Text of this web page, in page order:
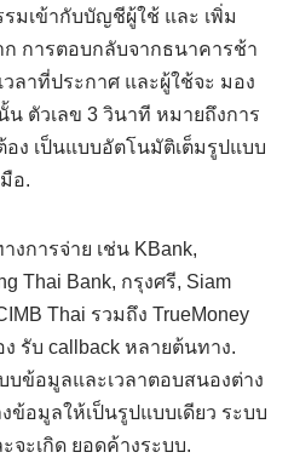
รมเข้ากับบัญชีผู้ใช้ และ เพิ่ม
ก การตอบกลับจากธนาคารช้า
ลาที่ประกาศ และผู้ใช้จะ มอง
ตัวเลข 3 วินาที หมายถึงการ
ง เป็นแบบอัตโนมัติเต็มรูปแบบ
อ.
งการจ่าย เช่น KBank,
Thai Bank, กรุงศรี, Siam
Thai รวมถึง TrueMoney
รับ callback หลายต้นทาง.
ข้อมูลและเวลาตอบสนองต่าง
ข้อมูลให้เป็นรูปแบบเดียว ระบบ
จะเกิด ยอดค้างระบบ.